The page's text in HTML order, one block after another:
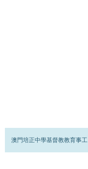
澳門培正中學基督教教育事工